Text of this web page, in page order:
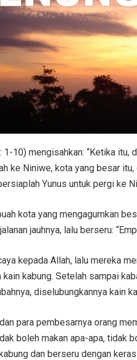
1-10) mengisahkan: “Ketika itu,
ke Niniwe, kota yang besar
Yunus untuk pergi ke
kota yang mengagumkan
jauhnya, lalu berseru:
kepada Allah, lalu mereka
kain kabung. Setelah sampai
diselubungkannya kain
para pembesarnya orang
boleh makan apa-apa, tidak
dan berseru dengan